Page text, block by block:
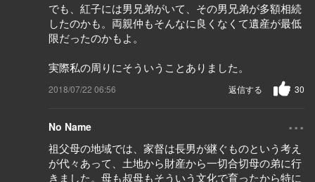
でも、紅子には男兄弟がいて、その男兄弟が多額相続
したのかも。両親仲もそんなに良くなくて遺産が最低
限だったのかもよ。
実際私の周りにそういうことありました。
2018/07/22 06:56 30
返信する
No Name ...
祖父母の地域では、家督は長男が継ぐものという考え
が代々あって、土地から財産から一切合切母の弟に行
きました。母も叔母もそういう文化で育ったから特に